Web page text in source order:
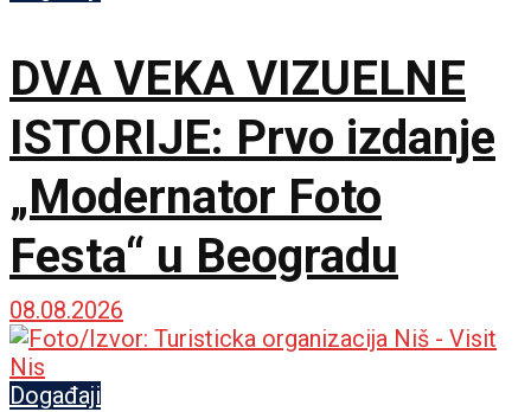
DVA VEKA VIZUELNE
ISTORIJE: Prvo izdanje
„Modernator Foto
Festa“ u Beogradu
08.08.2026
Događaji